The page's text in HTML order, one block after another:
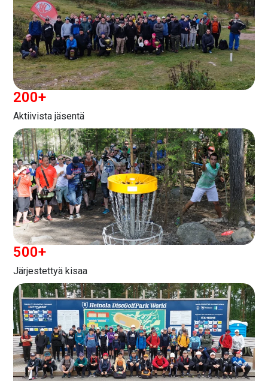
Aktiivista jäsentä
200+
Järjestettyä kisaa
500+